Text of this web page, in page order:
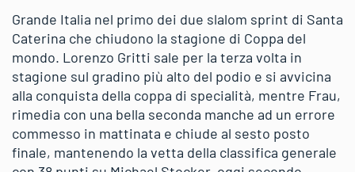
Grande Italia nel primo dei due slalom sprint di Santa
Caterina che chiudono la stagione di Coppa del
mondo. Lorenzo Gritti sale per la terza volta in
stagione sul gradino più alto del podio e si avvicina
alla conquista della coppa di specialità, mentre Frau,
rimedia con una bella seconda manche ad un errore
commesso in mattinata e chiude al sesto posto
finale, mantenendo la vetta della classifica generale